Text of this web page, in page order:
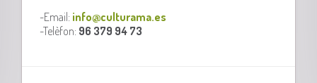
-Email: info@culturama.es
-Telèfon: 96 379 94 73